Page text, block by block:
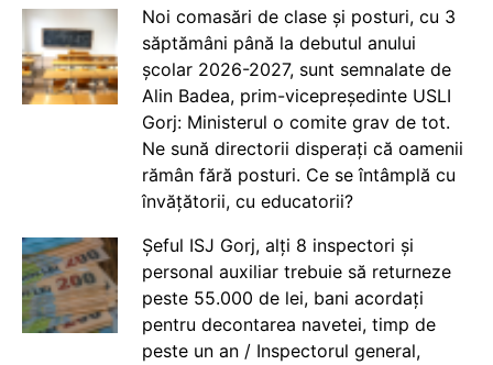
Noi comasări de clase și posturi, cu 3
săptămâni până la debutul anului
școlar 2026-2027, sunt semnalate de
Alin Badea, prim-vicepreședinte USLI
Gorj: Ministerul o comite grav de tot.
Ne sună directorii disperați că oamenii
rămân fără posturi. Ce se întâmplă cu
învățătorii, cu educatorii?
Șeful ISJ Gorj, alți 8 inspectori și
personal auxiliar trebuie să returneze
peste 55.000 de lei, bani acordați
pentru decontarea navetei, timp de
peste un an / Inspectorul general,